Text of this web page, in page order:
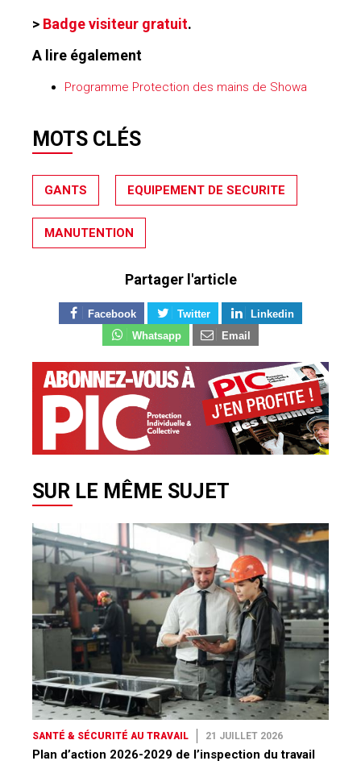
> Badge visiteur gratuit.
A lire également
Programme Protection des mains de Showa
MOTS CLÉS
GANTS EQUIPEMENT DE SECURITE
MANUTENTION
Partager l'article
Facebook Twitter
Linkedin
Whatsapp
Email
SUR LE MÊME SUJET
SANTÉ & SÉCURITÉ AU TRAVAIL 21 JUILLET 2026
Plan d’action 2026-2029 de l’inspection du travail